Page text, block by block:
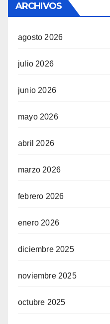
ARCHIVOS
agosto 2026
julio 2026
junio 2026
mayo 2026
abril 2026
marzo 2026
febrero 2026
enero 2026
diciembre 2025
noviembre 2025
octubre 2025